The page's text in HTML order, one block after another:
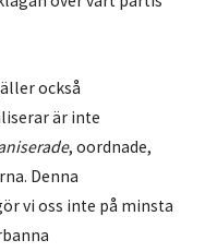
också
är inte
, oordnade,
Denna
vi oss inte på minsta